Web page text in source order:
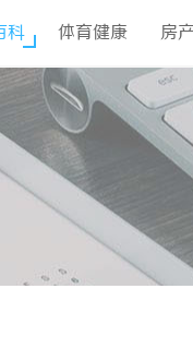
科 体育健康 房